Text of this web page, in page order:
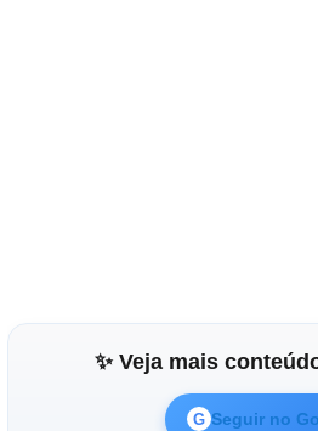
✨ Veja mais
G Seguir no